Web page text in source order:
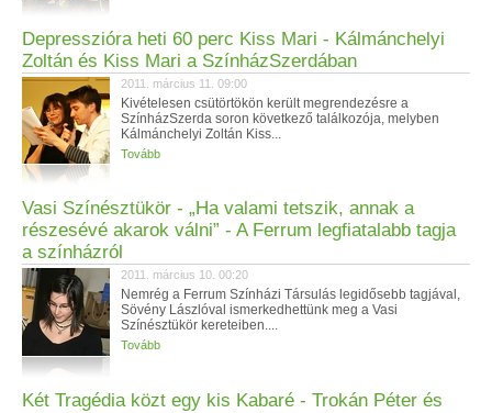
Depresszióra heti 60 perc Kiss Mari - Kálmánchelyi
Zoltán és Kiss Mari a SzínházSzerdában
2011. március 11. 09:00
Kivételesen csütörtökön került megrendezésre a
SzínházSzerda soron következő találkozója, melyben
Kálmánchelyi Zoltán Kiss...
Tovább
Vasi Színésztükör - „Ha valami tetszik, annak a
részesévé akarok válni” - A Ferrum legfiatalabb tagja
a színházról
2011. március 10. 00:20
Nemrég a Ferrum Színházi Társulás legidősebb tagjával,
Sövény Lászlóval ismerkedhettünk meg a Vasi
Színésztükör kereteiben....
Tovább
Két Tragédia közt egy kis Kabaré - Trokán Péter és